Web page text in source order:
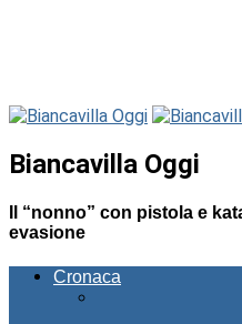
Biancavilla Oggi
Il “nonno” con pistola e
evasione
Cronaca